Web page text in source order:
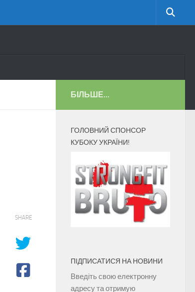
SHARE
БІЛЬШЕ...
ГОЛОВНИЙ СПОНСОР
КУБОКУ УКРАЇНИ!
ПІДПИСАТИСЯ НА НОВИНИ
Введіть свою електронну
адресу та отримую